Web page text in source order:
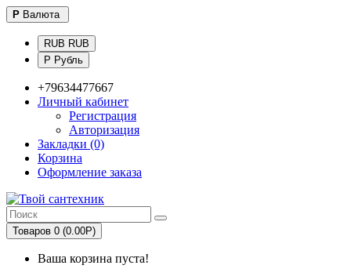
Р Валюта
RUB RUB
Р Рубль
+79634477667
Личный кабинет
Регистрация
Авторизация
Закладки (0)
Корзина
Оформление заказа
Товаров 0 (0.00Р)
Ваша корзина пуста!